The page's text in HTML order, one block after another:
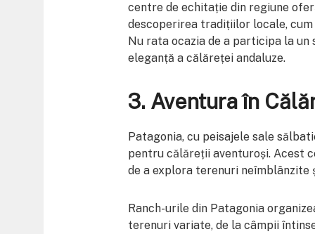
centre de echitație din regiune
descoperirea tradițiilor locale,
Nu rata ocazia de a participa la
eleganță a călăreței andaluze.
3. Aventura în
Patagonia, cu peisajele sale
pentru călăreții aventuroși. Acest
de a explora terenuri neîmblânzite
Ranch-urile din Patagonia
terenuri variate, de la câmpii